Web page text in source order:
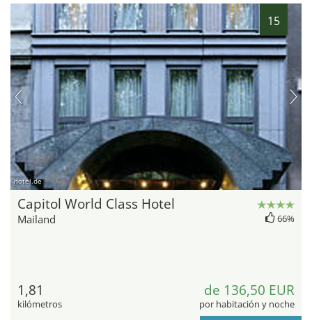
15
hotel.de
Capitol World Class Hotel
Mailand 66%
1,81
kilómetros
de 136,50 EUR
por habitación y noche